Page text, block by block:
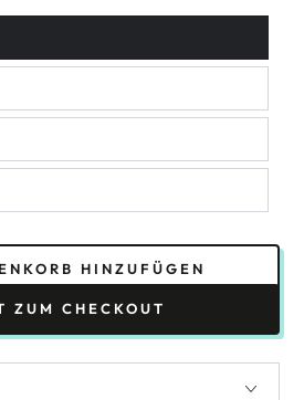
HINZUFÜGEN
ZUM CHECKOUT